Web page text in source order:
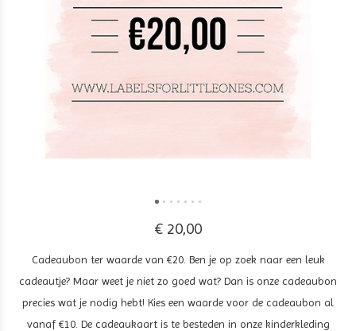
€ 20,00
Cadeaubon ter waarde van €20. Ben je op zoek naar een leuk
cadeautje? Maar weet je niet zo goed wat? Dan is onze cadeaubon
precies wat je nodig hebt! Kies een waarde voor de cadeaubon al
vanaf €10. De cadeaukaart is te besteden in onze kinderkleding